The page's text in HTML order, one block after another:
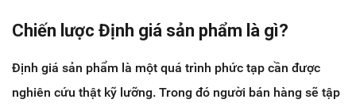
Chiến lược Định giá sản phẩm là gì?
Định giá sản phẩm là một quá trình phức tạp cần được
nghiên cứu thật kỹ lưỡng. Trong đó người bán hàng sẽ tập